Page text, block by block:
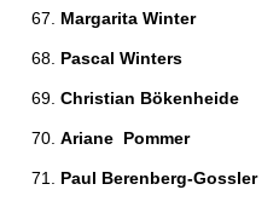
Margarita Winter
Pascal Winters
Christian Bökenheide
Ariane  Pommer
Paul Berenberg-Gossler